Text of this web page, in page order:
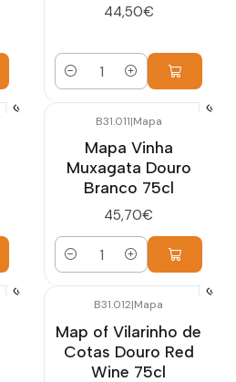
44,50€
Cantidad
B31.011|Mapa
Mapa Vinha
Muxagata Douro
Branco 75cl
45,70€
Cantidad
B31.012|Mapa
Map of Vilarinho de
Cotas Douro Red
Wine 75cl